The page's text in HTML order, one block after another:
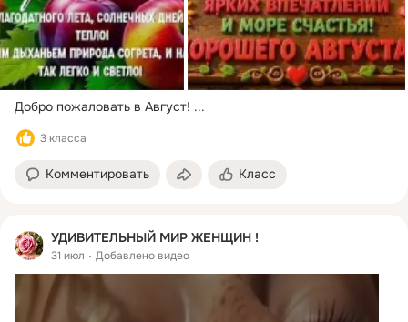
Добро пожаловать в Август! ...
3 класса
Комментировать Класс
УДИВИТЕЛЬНЫЙ МИР ЖЕНЩИН !
31 июл Добавлено видео